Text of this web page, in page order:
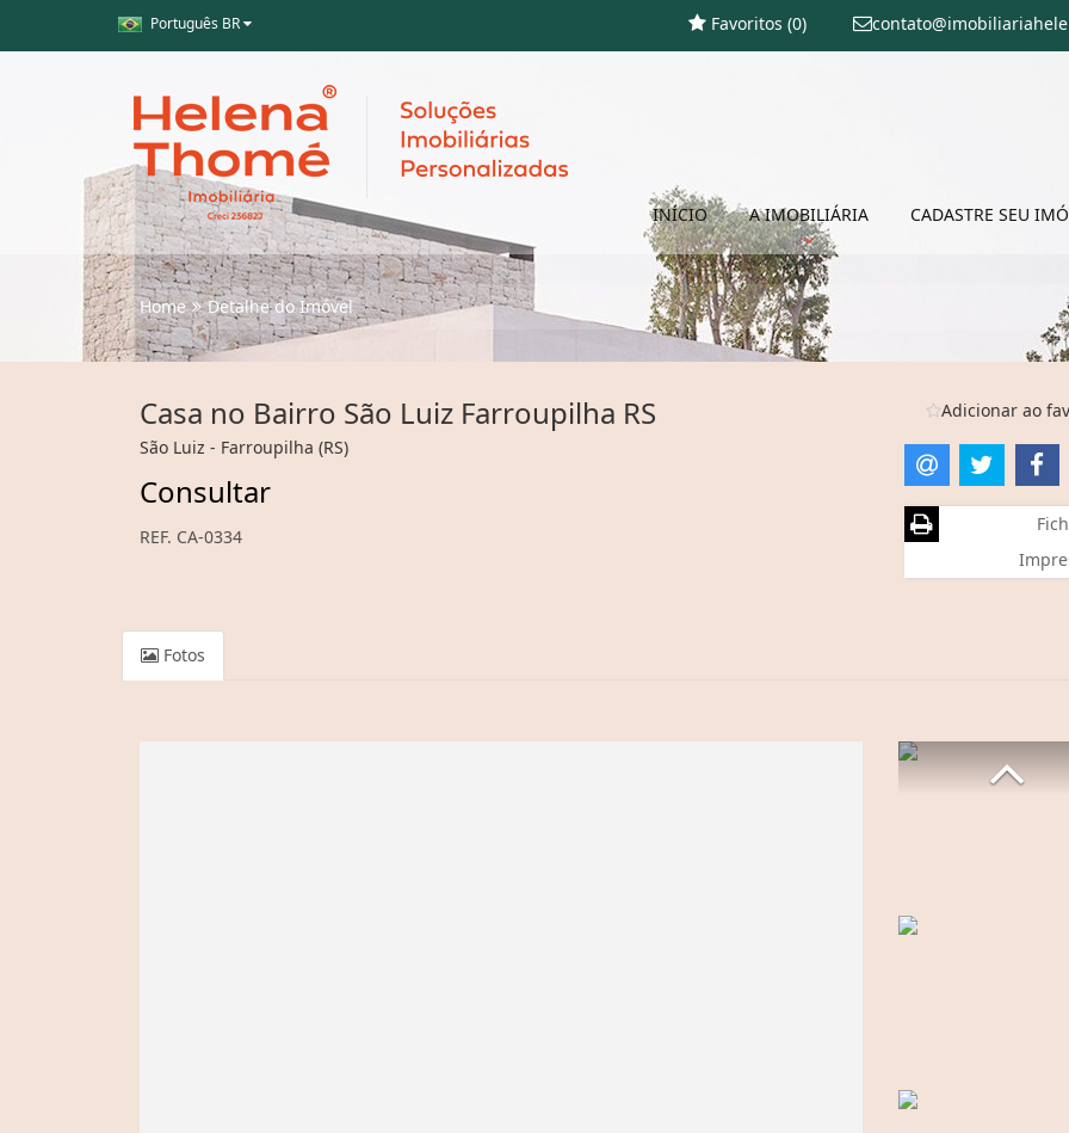
Português BR Favoritos (0)
INÍCIO A IMOBILIÁRIA CADASTRE SEU
Home Detalhe do Imóvel
Casa no Bairro São Luiz Farroupilha RS
São Luiz - Farroupilha (RS)
Consultar
REF. CA-0334
Adicionar ao
Fotos